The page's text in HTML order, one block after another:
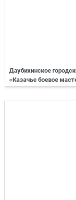
Даубихинское
«Казачье боевое